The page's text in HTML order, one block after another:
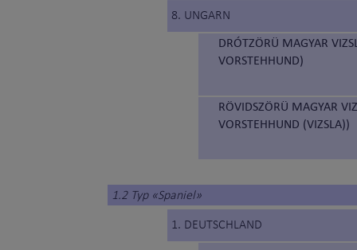
8. UNGARN
DRÓTZÖRÜ MAGYAR
VORSTEHHUND)
RÖVIDSZÖRÜ MAGYAR
VORSTEHHUND (VIZSLA))
1.2 Typ «Spaniel»
1. DEUTSCHLAND